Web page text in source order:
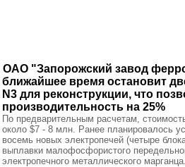
ОАО "Запорожский завод
ближайшее время остановит
N3 для реконструкции, что
производительность на 25%
По предварительным расчетам,
около $7 - 8 млн. Ранее планировалось
восемь новых электропечей (четыре
выплавки малофосфористого
электропечного металлического марганца.